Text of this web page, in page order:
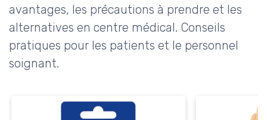
avantages, les précautions à prendre et les
alternatives en centre médical. Conseils
pratiques pour les patients et le personnel
soignant.